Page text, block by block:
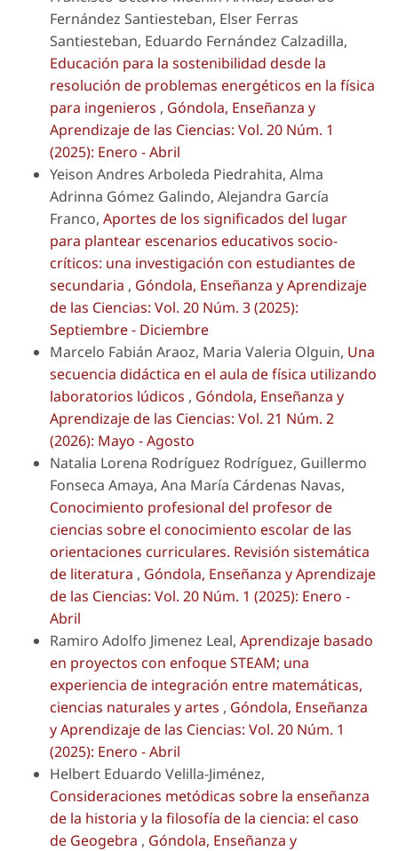
Fernández Santiesteban, Elser Ferras
Santiesteban, Eduardo Fernández Calzadilla,
Educación para la sostenibilidad desde la
resolución de problemas energéticos en la física
para ingenieros , Góndola, Enseñanza y
Aprendizaje de las Ciencias: Vol. 20 Núm. 1
(2025): Enero - Abril
Yeison Andres Arboleda Piedrahita, Alma
Adrinna Gómez Galindo, Alejandra García
Franco, Aportes de los significados del lugar
para plantear escenarios educativos socio-
críticos: una investigación con estudiantes de
secundaria , Góndola, Enseñanza y Aprendizaje
de las Ciencias: Vol. 20 Núm. 3 (2025):
Septiembre - Diciembre
Marcelo Fabián Araoz, Maria Valeria Olguin, Una
secuencia didáctica en el aula de física utilizando
laboratorios lúdicos , Góndola, Enseñanza y
Aprendizaje de las Ciencias: Vol. 21 Núm. 2
(2026): Mayo - Agosto
Natalia Lorena Rodríguez Rodríguez, Guillermo
Fonseca Amaya, Ana María Cárdenas Navas,
Conocimiento profesional del profesor de
ciencias sobre el conocimiento escolar de las
orientaciones curriculares. Revisión sistemática
de literatura , Góndola, Enseñanza y Aprendizaje
de las Ciencias: Vol. 20 Núm. 1 (2025): Enero -
Abril
Ramiro Adolfo Jimenez Leal, Aprendizaje basado
en proyectos con enfoque STEAM; una
experiencia de integración entre matemáticas,
ciencias naturales y artes , Góndola, Enseñanza
y Aprendizaje de las Ciencias: Vol. 20 Núm. 1
(2025): Enero - Abril
Helbert Eduardo Velilla-Jiménez,
Consideraciones metódicas sobre la enseñanza
de la historia y la filosofía de la ciencia: el caso
de Geogebra , Góndola, Enseñanza y